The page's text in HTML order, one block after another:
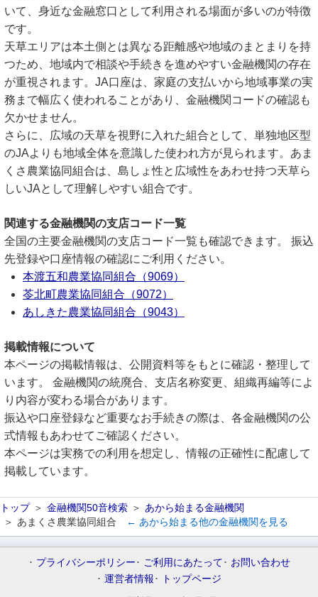
いて、身近な金融窓口として利用される場面が多いのが特徴
です。
天草エリアは本土側とは異なる距離感や地域のまとまりを持
つため、地域内で相談や手続きを進めやすい金融機関の存在
が重視されます。JA口座は、家庭の支払いから地域事業の実
務まで幅広く使われることがあり、金融機関コードの確認も
欠かせません。
さらに、広域の天草を視野に入れた組合として、単独地区型
のJAよりも地域全体を意識した使われ方が見られます。あま
くさ農業協同組合は、島しょ性と広域性をあわせ持つ天草ら
しいJAとして理解しやすい組合です。
関連する金融機関の支店コード一覧
全国の主要金融機関の支店コード一覧も確認できます。 振込
先登録や口座情報の確認にご利用ください。
本渡五和農業協同組合（9069）
苓北町農業協同組合（9072）
あしきた農業協同組合（9043）
掲載情報について
本ページの掲載情報は、公開資料等をもとに確認・整理して
います。 金融機関の統廃合、支店名称変更、組織再編等によ
り内容が変わる場合があります。
振込や口座登録など重要なお手続きの際は、各金融機関の公
式情報もあわせてご確認ください。
本ページは実務での利用を想定し、情報の正確性に配慮して
掲載しています。
トップ 金融機関50音検索
あから始まる金融機関
あまくさ農業協同組合
← あから始まる他の金融機関を見る
プライバシーポリシー ご利用にあたって
お問い合わせ
運営者情報
トップページ